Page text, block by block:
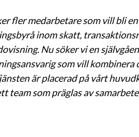
fler medarbetare som vill bli
inom skatt,
Nu söker vi en
som vill
är placerad på vårt
team som präglas av